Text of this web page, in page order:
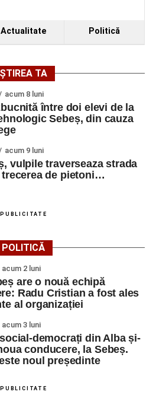
Actualitate Politică
ȘTIREA TA
acum 8 luni
între doi elevi de la
Sebeș, din cauza
acum 9 luni
vulpile traverseaza strada
de pietoni…
PUBLICITATE
POLITICĂ
acum 2 luni
are o nouă echipă
Radu Cristian a fost ales
al organizației
acum 3 luni
democrați din Alba și-
conducere, la Sebeș.
noul președinte
PUBLICITATE